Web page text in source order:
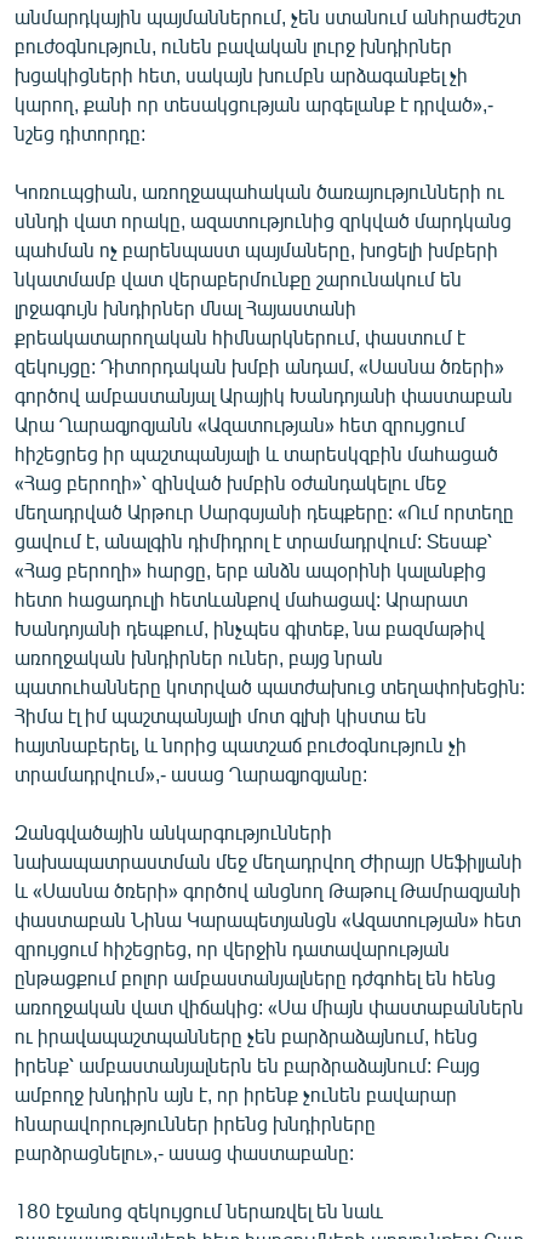
անմարդկային պայմաններում, չեն ստանում անհրաժեշտ
բուժօգնություն, ունեն բավական լուրջ խնդիրներ
խցակիցների հետ, սակայն խումբն արձագանքել չի
կարող, քանի որ տեսակցության արգելանք է դրված»,-
նշեց դիտորդը:
Կոռուպցիան, առողջապահական ծառայությունների ու
սննդի վատ որակը, ազատությունից զրկված մարդկանց
պահման ոչ բարենպաստ պայմաները, խոցելի խմբերի
նկատմամբ վատ վերաբերմունքը շարունակում են
լրջագույն խնդիրներ մնալ Հայաստանի
քրեակատարողական հիմնարկներում, փաստում է
զեկույցը: Դիտորդական խմբի անդամ, «Սասնա ծռերի»
գործով ամբաստանյալ Արայիկ Խանդոյանի փաստաբան
Արա Ղարագյոզյանն «Ազատության» հետ զրույցում
հիշեցրեց իր պաշտպանյալի և տարեսկզբին մահացած
«Հաց բերողի»՝ զինված խմբին օժանդակելու մեջ
մեղադրված Արթուր Սարգսյանի դեպքերը: «Ում որտեղը
ցավում է, անալգին դիմիդրոլ է տրամադրվում: Տեսաք՝
«Հաց բերողի» հարցը, երբ անձն ապօրինի կալանքից
հետո հացադուլի հետևանքով մահացավ: Արարատ
Խանդոյանի դեպքում, ինչպես գիտեք, նա բազմաթիվ
առողջական խնդիրներ ուներ, բայց նրան
պատուհանները կոտրված պատժախուց տեղափոխեցին:
Հիմա էլ իմ պաշտպանյալի մոտ գլխի կիստա են
հայտնաբերել, և նորից պատշաճ բուժօգնություն չի
տրամադրվում»,- ասաց Ղարագյոզյանը:
Զանգվածային անկարգությունների
նախապատրաստման մեջ մեղադրվող Ժիրայր Սեֆիլյանի
և «Սասնա ծռերի» գործով անցնող Թաթուլ Թամրազյանի
փաստաբան Նինա Կարապետյանցն «Ազատության» հետ
զրույցում հիշեցրեց, որ վերջին դատավարության
ընթացքում բոլոր ամբաստանյալները դժգոհել են հենց
առողջական վատ վիճակից: «Սա միայն փաստաբաններն
ու իրավապաշտպանները չեն բարձրաձայնում, հենց
իրենք՝ ամբաստանյալներն են բարձրաձայնում: Բայց
ամբողջ խնդիրն այն է, որ իրենք չունեն բավարար
հնարավորություններ իրենց խնդիրները
բարձրացնելու»,- ասաց փաստաբանը:
180 էջանոց զեկույցում ներառվել են նաև